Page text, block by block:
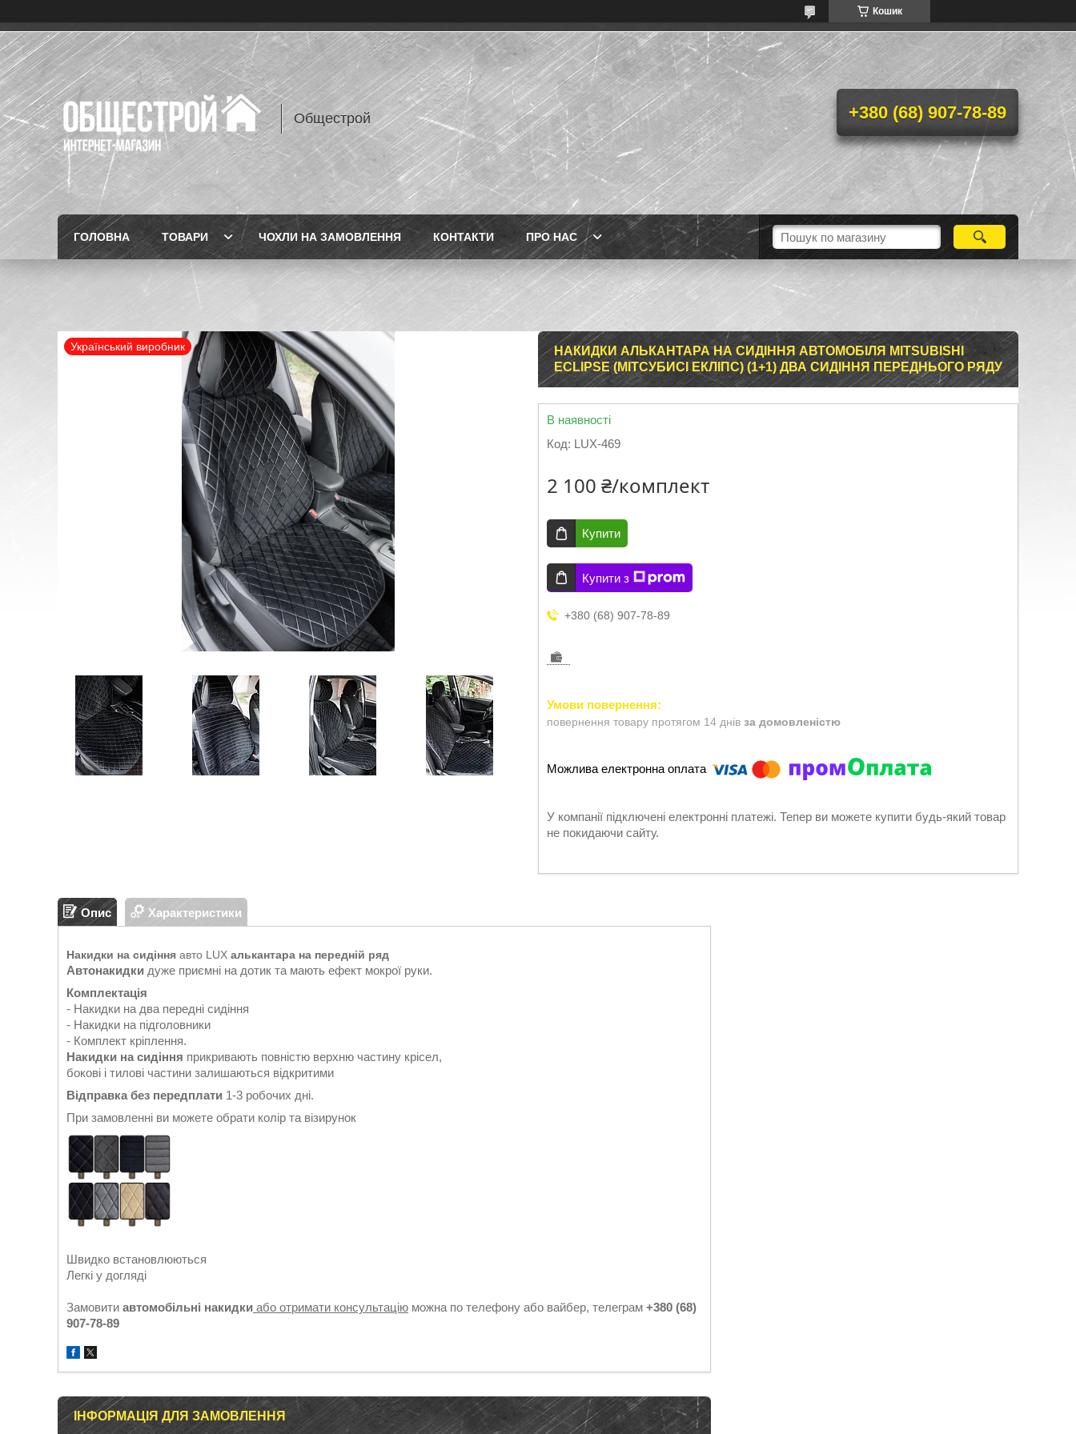
Кошик
Общестрой +380 (68) 907-78-89
ГОЛОВНА ТОВАРИ ЧОХЛИ НА ЗАМОВЛЕННЯ КОНТАКТИ ПРО НАС
Український виробник
НАКИДКИ АЛЬКАНТАРА НА СИДІННЯ АВТОМОБІЛЯ MITSUBISHI
ECLIPSE (МІТСУБИСІ ЕКЛІПС) (1+1) ДВА СИДІННЯ ПЕРЕДНЬОГО РЯДУ
В наявності
Код: LUX-469
2 100 ₴/комплект
Купити
Купити з
+380 (68) 907-78-89
повернення товару протягом 14 днів за домовленістю
У компанії підключені електронні платежі. Тепер ви можете купити будь-який товар
не покидаючи сайту.
Опис Характеристики
Накидки на сидіння авто LUX алькантара на передній ряд
Автонакидки дуже приємні на дотик та мають ефект мокрої руки.
Комплектація
- Накидки на два передні сидіння
- Накидки на підголовники
- Комплект кріплення.
Накидки на сидіння прикривають повністю верхню частину крісел,
бокові і тилові частини залишаються відкритими
Відправка без передплати 1-3 робочих дні.
При замовленні ви можете обрати колір та візирунок
Швидко встановлюються
Легкі у догляді
Замовити автомобільні накидки або отримати консультацію можна по телефону або вайбер, телеграм +380 (68)
907-78-89
ІНФОРМАЦІЯ ДЛЯ ЗАМОВЛЕННЯ